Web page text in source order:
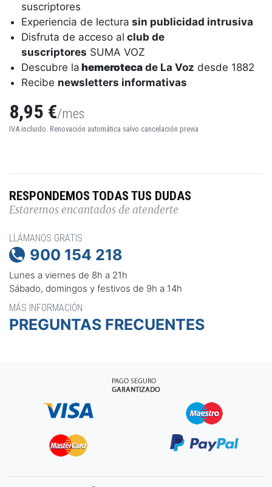
suscriptores
Experiencia de lectura sin publicidad intrusiva
Disfruta de acceso al club de
suscriptores SUMA VOZ
Descubre la hemeroteca de La Voz desde 1882
Recibe newsletters informativas
8,95 €/mes
IVA incluido. Renovación automática salvo cancelación previa
RESPONDEMOS TODAS TUS DUDAS
Estaremos encantados de atenderte
LLÁMANOS GRATIS
 900 154 218
Lunes a viernes de 8h a 21h
Sábado, domingos y festivos de 9h a 14h
MÁS INFORMACIÓN
PREGUNTAS FRECUENTES